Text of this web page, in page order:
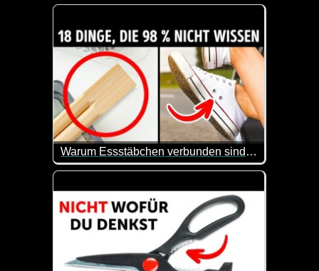
Sind die Buchstaben SSSS auf deiner Bordkarte
Warum Essstäbchen verbunden sind und 15 weitere verborgene Funktionen von Alltagsgegenständen
Man lernt wirklich nie aus. Hier werden mal